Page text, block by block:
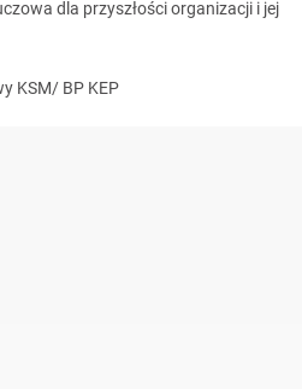
dla przyszłości organizacji i jej
KSM/ BP KEP